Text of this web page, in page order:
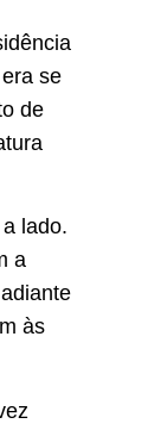
se
de
lado.
a
às